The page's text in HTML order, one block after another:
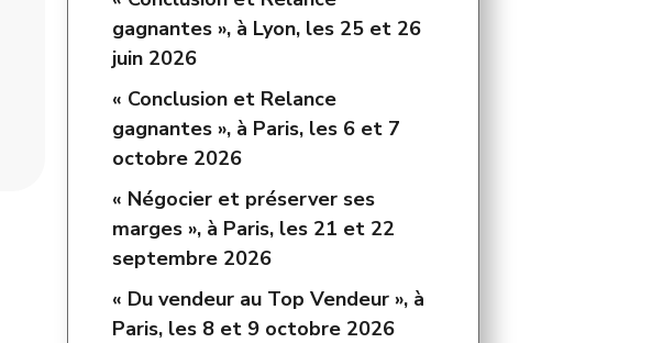
gagnantes », à Lyon, les 25 et 26
juin 2026
« Conclusion et Relance
gagnantes », à Paris, les 6 et 7
octobre 2026
« Négocier et préserver ses
marges », à Paris, les 21 et 22
septembre 2026
« Du vendeur au Top Vendeur », à
Paris, les 8 et 9 octobre 2026